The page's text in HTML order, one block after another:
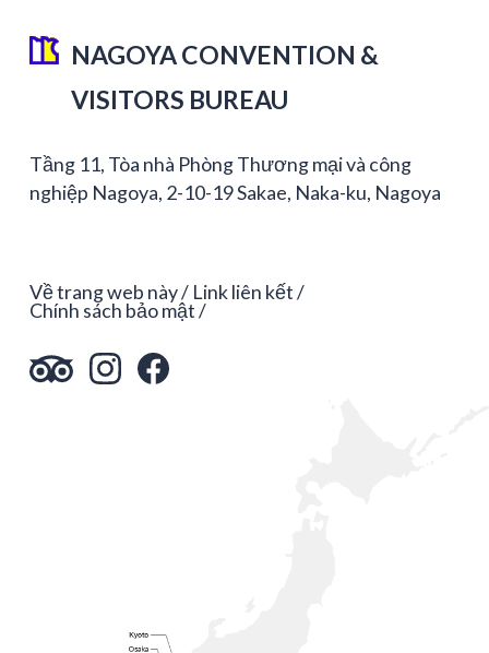
NAGOYA CONVENTION &
VISITORS BUREAU
Tầng 11, Tòa nhà Phòng Thương mại và công
nghiệp Nagoya, 2-10-19 Sakae, Naka-ku, Nagoya
Về trang web này Link liên kết
Chính sách bảo mật